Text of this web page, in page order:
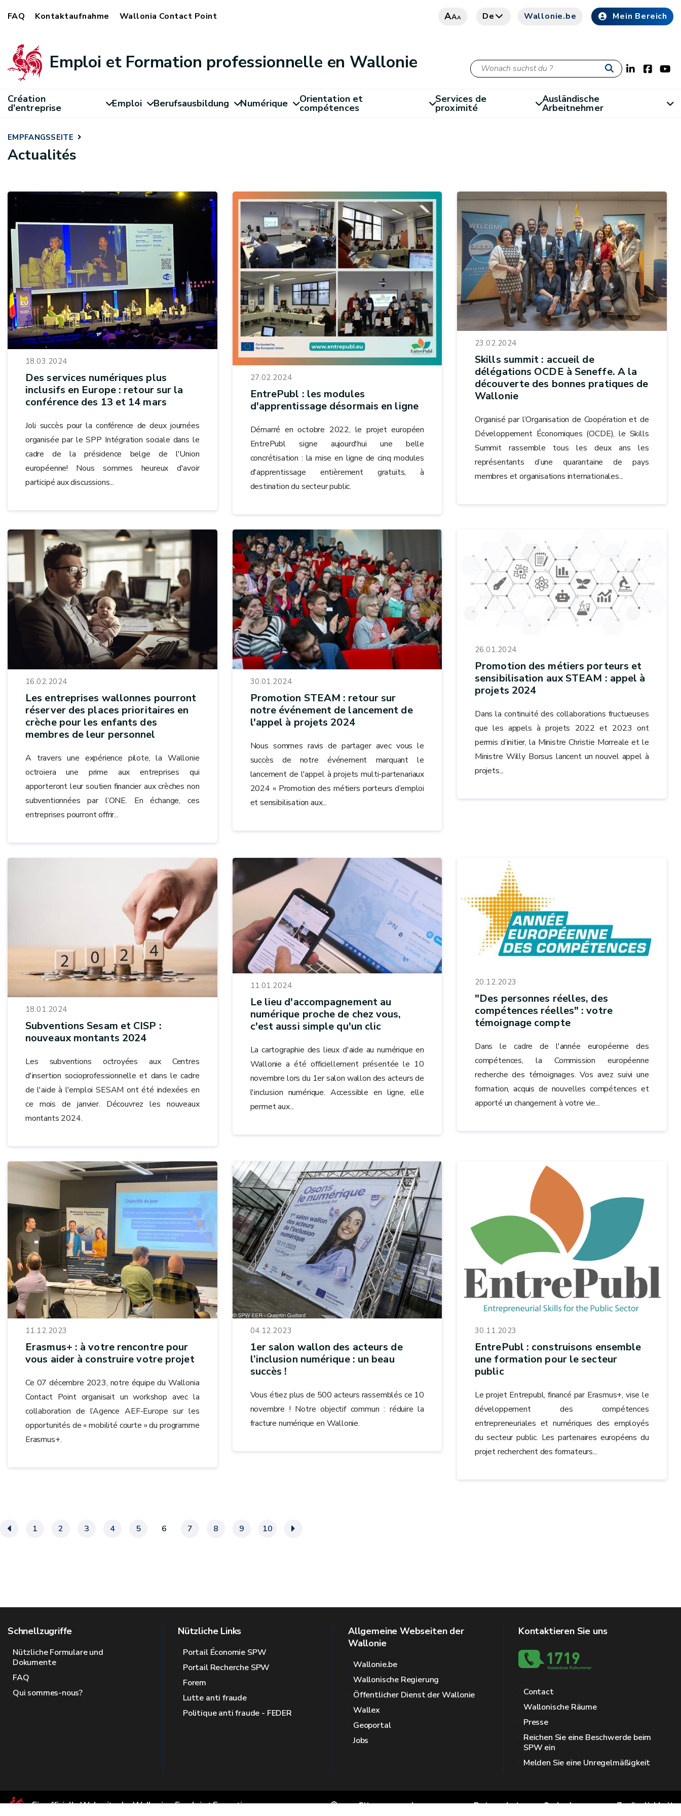
FAQ Kontaktaufnahme Wallonia Contact Point AAA De Wallonie.be Mein Bereich
Emploi et Formation professionnelle en Wallonie
Création
d'entreprise Emploi Berufsausbildung Numérique Orientation et
compétences
Services de
proximité
Ausländische
Arbeitnehmer
EMPFANGSSEITE
Actualités
18.03.2024
Des services numériques plus
inclusifs en Europe : retour sur la
conférence des 13 et 14 mars
Joli succès pour la conférence de deux journées
organisée par le SPP Intégration sociale dans le
cadre de la présidence belge de l'Union
européenne! Nous sommes heureux d'avoir
participé aux discussions...
27.02.2024
EntrePubl : les modules
d'apprentissage désormais en ligne
Démarré en octobre 2022, le projet européen
EntrePubl signe aujourd'hui une belle
concrétisation : la mise en ligne de cinq modules
d'apprentissage entièrement gratuits, à
destination du secteur public.
23.02.2024
Skills summit : accueil de
délégations OCDE à Seneffe. A la
découverte des bonnes pratiques de
Wallonie
Organisé par l’Organisation de Coopération et de
Développement Économiques (OCDE), le Skills
Summit rassemble tous les deux ans les
représentants d’une quarantaine de pays
membres et organisations internationales...
16.02.2024
Les entreprises wallonnes pourront
réserver des places prioritaires en
crèche pour les enfants des
membres de leur personnel
A travers une expérience pilote, la Wallonie
octroiera une prime aux entreprises qui
apporteront leur soutien financier aux crèches non
subventionnées par l’ONE. En échange, ces
entreprises pourront offrir...
30.01.2024
Promotion STEAM : retour sur
notre événement de lancement de
l'appel à projets 2024
Nous sommes ravis de partager avec vous le
succès de notre événement marquant le
lancement de l'appel à projets multi-partenariaux
2024 « Promotion des métiers porteurs d’emploi
et sensibilisation aux...
26.01.2024
Promotion des métiers porteurs et
sensibilisation aux STEAM : appel à
projets 2024
Dans la continuité des collaborations fructueuses
que les appels à projets 2022 et 2023 ont
permis d’initier, la Ministre Christie Morreale et le
Ministre Willy Borsus lancent un nouvel appel à
projets...
18.01.2024
Subventions Sesam et CISP :
nouveaux montants 2024
Les subventions octroyées aux Centres
d'insertion socioprofessionnelle et dans le cadre
de l'aide à l'emploi SESAM ont été indexées en
ce mois de janvier. Découvrez les nouveaux
montants 2024.
11.01.2024
Le lieu d'accompagnement au
numérique proche de chez vous,
c'est aussi simple qu'un clic
La cartographie des lieux d'aide au numérique en
Wallonie a été officiellement présentée le 10
novembre lors du 1er salon wallon des acteurs de
l'inclusion numérique. Accessible en ligne, elle
permet aux...
20.12.2023
"Des personnes réelles, des
compétences réelles" : votre
témoignage compte
Dans le cadre de l'année européenne des
compétences, la Commission européenne
recherche des témoignages. Vos avez suivi une
formation, acquis de nouvelles compétences et
apporté un changement à votre vie...
11.12.2023
Erasmus+ : à votre rencontre pour
vous aider à construire votre projet
Ce 07 décembre 2023, notre équipe du Wallonia
Contact Point organisait un workshop avec la
collaboration de l’Agence AEF-Europe sur les
opportunités de « mobilité courte » du programme
Erasmus+.
04.12.2023
1er salon wallon des acteurs de
l’inclusion numérique : un beau
succès !
Vous étiez plus de 500 acteurs rassemblés ce 10
novembre ! Notre objectif commun : réduire la
fracture numérique en Wallonie.
30.11.2023
EntrePubl : construisons ensemble
une formation pour le secteur
public
Le projet Entrepubl, financé par Erasmus+, vise le
développement des compétences
entrepreneuriales et numériques des employés
du secteur public. Les partenaires européens du
projet recherchent des formateurs...
« 1 2 3 4 5 6 7 8 9 10 »
Schnellzugriffe
Nützliche Formulare und
Dokumente
FAQ
Qui sommes-nous?
Nützliche Links
Portail Économie SPW
Portail Recherche SPW
Forem
Lutte anti fraude
Politique anti fraude - FEDER
Allgemeine Webseiten der
Wallonie
Wallonie.be
Wallonische Regierung
Öffentlicher Dienst der Wallonie
Wallex
Geoportal
Jobs
Kontaktieren Sie uns
Contact
Wallonische Räume
Presse
Reichen Sie eine Beschwerde beim
SPW ein
Melden Sie eine Unregelmäßigkeit
Ein offizielle Webseite der Wallonie - Emploi et Formation 🍪 Sitemap Impressum Datenschutz Ombudsmann Zugänglichkeit